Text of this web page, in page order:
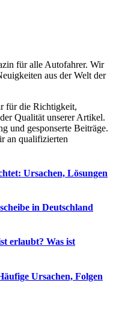
für alle Autofahrer. Wir
aus der Welt der
für die Richtigkeit,
Qualität unserer Artikel.
und gesponserte Beiträge.
an qualifizierten
Ursachen, Lösungen
in Deutschland
erlaubt? Was ist
Ursachen, Folgen